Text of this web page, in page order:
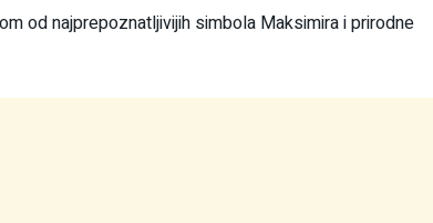
od najprepoznatljivijih simbola Maksimira i prirodne